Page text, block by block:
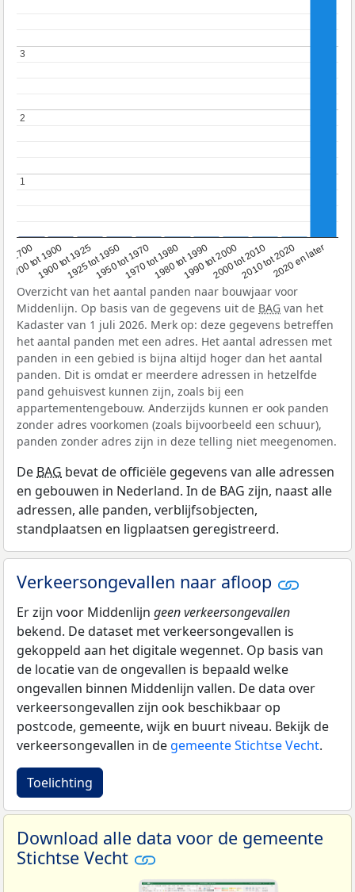
1700
1700 tot 1900
1900 tot 19251925 tot 19501950 tot 19701970 tot 19801980 tot 19901990 tot 20002000 tot 20102010 tot 20202020 en later
1
1
2
2
3
3
Overzicht van het aantal panden naar bouwjaar voor
Middenlijn. Op basis van de gegevens uit de BAG van het
Kadaster van 1 juli 2026. Merk op: deze gegevens betreffen
het aantal panden met een adres. Het aantal adressen met
panden in een gebied is bijna altijd hoger dan het aantal
panden. Dit is omdat er meerdere adressen in hetzelfde
pand gehuisvest kunnen zijn, zoals bij een
appartementengebouw. Anderzijds kunnen er ook panden
zonder adres voorkomen (zoals bijvoorbeeld een schuur),
panden zonder adres zijn in deze telling niet meegenomen.
De BAG bevat de officiële gegevens van alle adressen
en gebouwen in Nederland. In de BAG zijn, naast alle
adressen, alle panden, verblijfsobjecten,
standplaatsen en ligplaatsen geregistreerd.
Verkeersongevallen naar afloop
Er zijn voor Middenlijn geen verkeersongevallen
bekend. De dataset met verkeersongevallen is
gekoppeld aan het digitale wegennet. Op basis van
de locatie van de ongevallen is bepaald welke
ongevallen binnen Middenlijn vallen. De data over
verkeersongevallen zijn ook beschikbaar op
postcode, gemeente, wijk en buurt niveau. Bekijk de
verkeersongevallen in de gemeente Stichtse Vecht.
Toelichting
Download alle data voor de gemeente
Stichtse Vecht